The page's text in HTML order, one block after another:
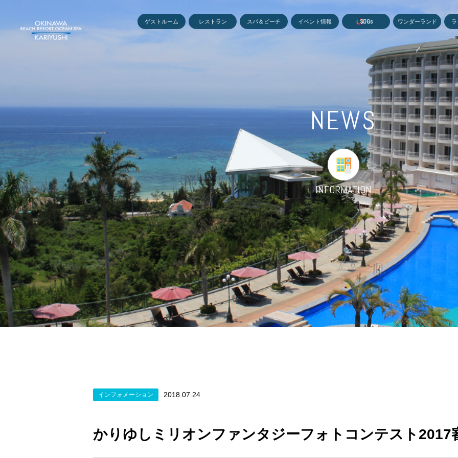
ゲストルーム レストラン スパ＆ビーチ イベント情報 SDGs ワンダーランド
NEWS
INFORMATION
インフォメーション 2018.07.24
かりゆしミリオンファンタジーフォトコンテスト2017